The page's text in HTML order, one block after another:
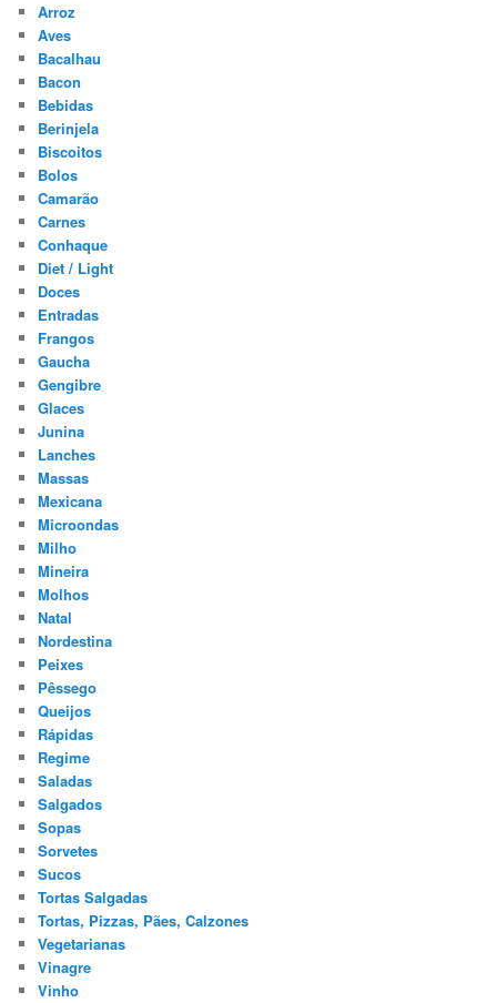
Arroz
Aves
Bacalhau
Bacon
Bebidas
Berinjela
Biscoitos
Bolos
Camarão
Carnes
Conhaque
Diet / Light
Doces
Entradas
Frangos
Gaucha
Gengibre
Glaces
Junina
Lanches
Massas
Mexicana
Microondas
Milho
Mineira
Molhos
Natal
Nordestina
Peixes
Pêssego
Queijos
Rápidas
Regime
Saladas
Salgados
Sopas
Sorvetes
Sucos
Tortas Salgadas
Tortas, Pizzas, Pães, Calzones
Vegetarianas
Vinagre
Vinho